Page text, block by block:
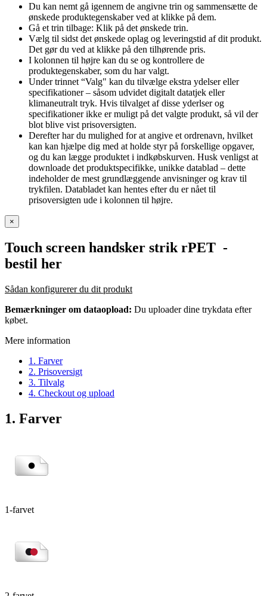
Du kan nemt gå igennem de angivne trin og sammensætte de
ønskede produktegenskaber ved at klikke på dem.
Gå et trin tilbage: Klik på det ønskede trin.
Vælg til sidst det ønskede oplag og leveringstid af dit produkt.
Det gør du ved at klikke på den tilhørende pris.
I kolonnen til højre kan du se og kontrollere de
produktegenskaber, som du har valgt.
Under trinnet “Valg" kan du tilvælge ekstra ydelser eller
specifikationer – såsom udvidet digitalt datatjek eller
klimaneutralt tryk. Hvis tilvalget af disse yderlser og
specifikationer ikke er muligt på det valgte produkt, så vil der
blot blive vist prisoversigten.
Derefter har du mulighed for at angive et ordrenavn, hvilket
kan kan hjælpe dig med at holde styr på forskellige opgaver,
og du kan lægge produktet i indkøbskurven. Husk venligst at
downloade det produktspecifikke, unikke datablad – dette
indeholder de mest grundlæggende anvisninger og krav til
trykfilen. Databladet kan hentes efter du er nået til
prisoversigten ude i kolonnen til højre.
×
Touch screen handsker strik rPET -
bestil her
Sådan konfigurerer du dit produkt
Bemærkninger om dataopload: Du uploader dine trykdata efter
købet.
Mere information
1. Farver
2. Prisoversigt
3. Tilvalg
4. Checkout og upload
1. Farver
1-farvet